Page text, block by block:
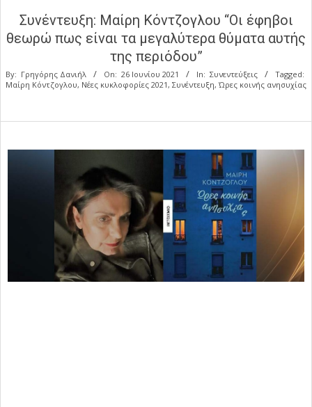
Συνέντευξη: Μαίρη Κόντζογλου “Οι έφηβοι
θεωρώ πως είναι τα μεγαλύτερα θύματα αυτής
της περιόδου”
By: Γρηγόρης Δανιήλ On: 26 Ιουνίου 2021 In: Συνεντεύξεις
Tagged:
Μαίρη Κόντζογλου, Νέες κυκλοφορίες 2021 , Συνέντευξη, Ώρες κοινής ανησυχίας